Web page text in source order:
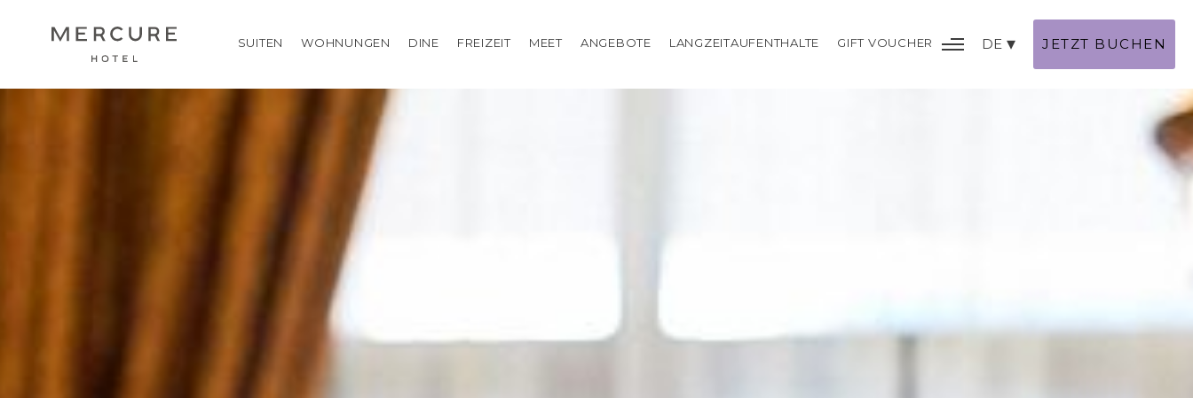
SUITEN WOHNUNGEN DINE FREIZEIT MEET ANGEBOTE LANGZEITAUFENTHALTE GIFT VOUCHER DE JETZT BUCHEN